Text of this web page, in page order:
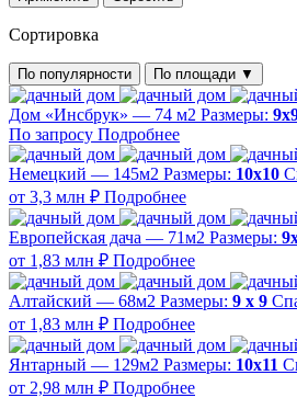
Сортировка
По популярности По площади ▼
Дом «Инсбрук» — 74 м2 Размеры:
По запросу Подробнее
Немецкий — 145м2 Размеры: 10х10
от 3,3 млн ₽ Подробнее
Европейская дача — 71м2 Размеры:
от 1,83 млн ₽ Подробнее
Алтайский — 68м2 Размеры: 9 х 9
от 1,83 млн ₽ Подробнее
Янтарный — 129м2 Размеры: 10х11
от 2,98 млн ₽ Подробнее